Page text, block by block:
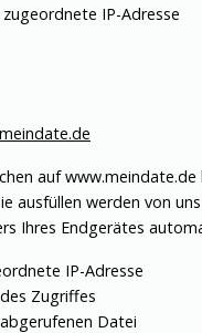
IP-Adresse
auf
ausfüllen werden von
Ihres Endgerätes
IP-Adresse
Zugriffes
Datei